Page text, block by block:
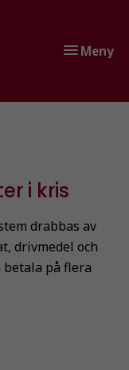
Meny
i kris
drabbas av
drivmedel och
på flera